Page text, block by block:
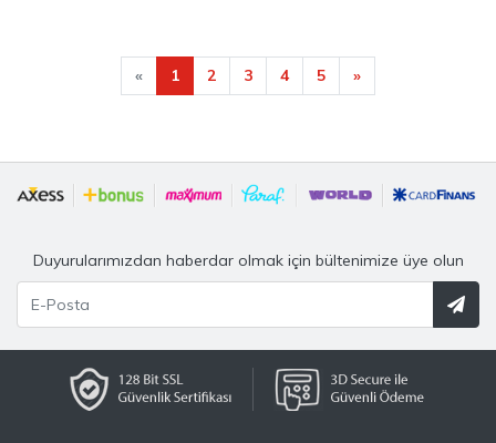
« 1 2 3 4 5 »
Duyurularımızdan haberdar olmak için bültenimize üye olun